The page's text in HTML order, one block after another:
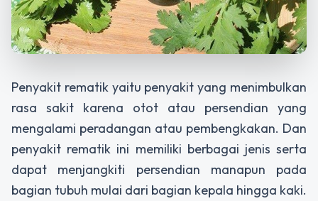
Penyakit rematik yaitu penyakit yang menimbulkan
rasa sakit karena otot atau persendian yang
mengalami peradangan atau pembengkakan. Dan
penyakit rematik ini memiliki berbagai jenis serta
dapat menjangkiti persendian manapun pada
bagian tubuh mulai dari bagian kepala hingga kaki.